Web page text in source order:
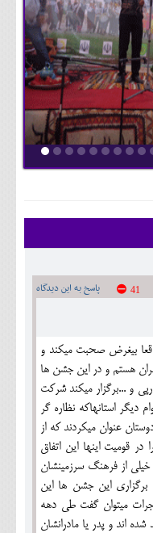
پاسخ به این دیدگاه 41
بیغرض صحبت میکند و
هستم و در این جشن ها
و ...برگزار میکند شرکت
دیگر استانهاکه نظاره گر
عنوان میکردند که از
قومیت اینها این اتفاق
از فرهنگ سرزمینشان
برگزاری این جشن ها این
جرات میتوان گفت طی دهه
شده اند و پدر یا مادرانشان